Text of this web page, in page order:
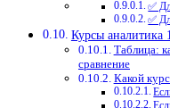
✅
✅
Курсы аналитика
Таблица:
сравнение
Какой